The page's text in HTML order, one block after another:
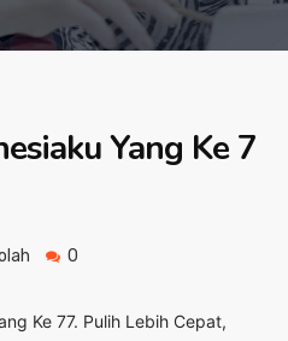
Yang Ke 7
0
Ke 77. Pulih Lebih Cepat,